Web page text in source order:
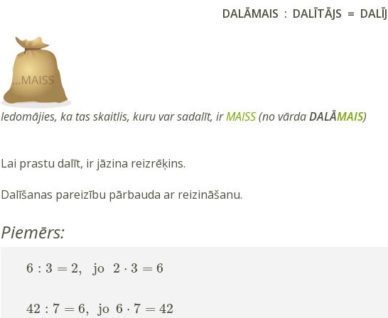
DALĀMAIS : DALĪTĀJS =
Iedomājies, ka tas skaitlis, kuru var sadalīt, irMAISS(no vārdaDALĀMAIS)
Lai prastu dalīt, ir jāzina reizrēķins.
Dalīšanas pareizību pārbauda ar reizināšanu.
Piemērs:
6 : 3 = 2, jo 2 ⋅ 3 = 6
42 : 7 = 6, jo 6 ⋅ 7 = 42